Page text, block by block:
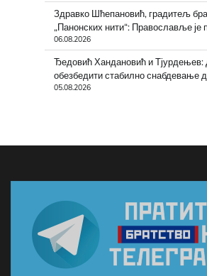
Здравко Шћепановић, градитељ
„Панонских нити“: Православље је
06.08.2026
Ђедовић Хандановић и
обезбедити стабилно снабдевање
05.08.2026